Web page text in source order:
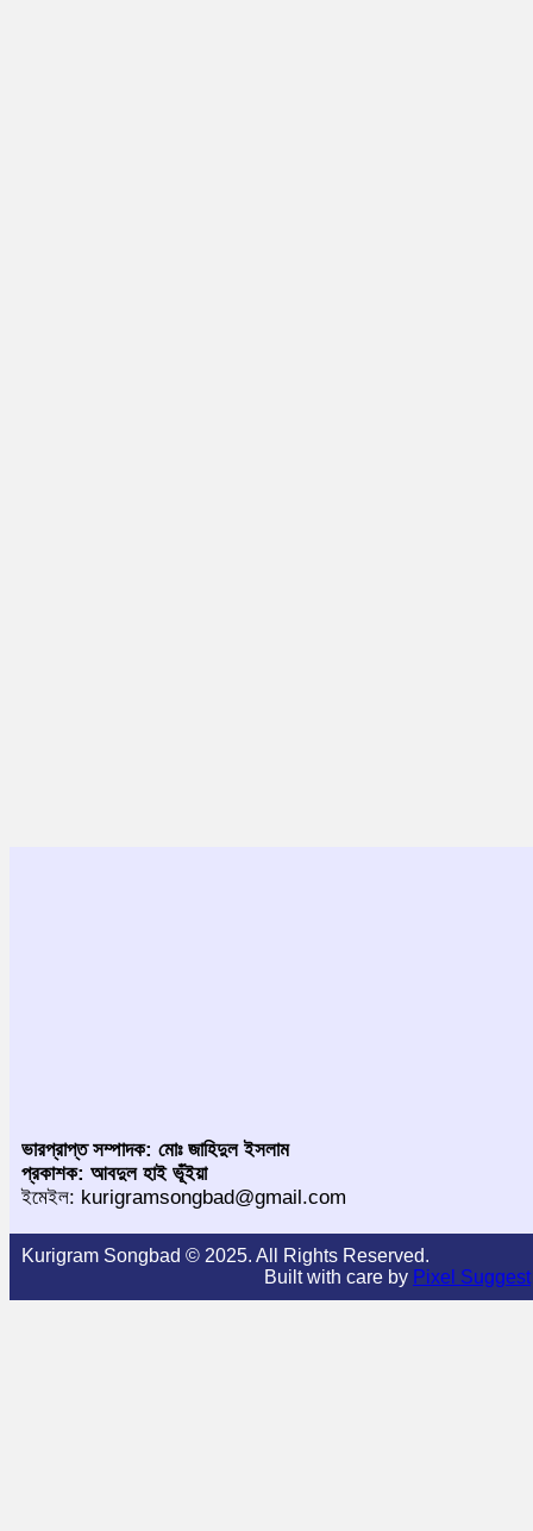
ভারপ্রাপ্ত সম্পাদক: মোঃ জাহিদুল ইসলাম
প্রকাশক: আবদুল হাই ভূঁইয়া
ইমেইল: kurigramsongbad@gmail.com
Kurigram Songbad © 2025. All Rights Reserved.
Built with care by Pixel Suggest